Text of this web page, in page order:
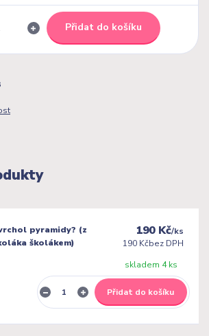
Přidat do košíku
pyramidy? (z
školákem)
190 Kč/ks
190 Kčbez DPH
skladem 4 ks
Přidat do košíku